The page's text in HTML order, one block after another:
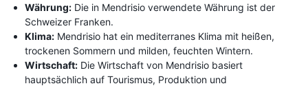
Währung: Die in Mendrisio verwendete Währung ist der
Schweizer Franken.
Klima: Mendrisio hat ein mediterranes Klima mit heißen,
trockenen Sommern und milden, feuchten Wintern.
Wirtschaft: Die Wirtschaft von Mendrisio basiert
hauptsächlich auf Tourismus, Produktion und